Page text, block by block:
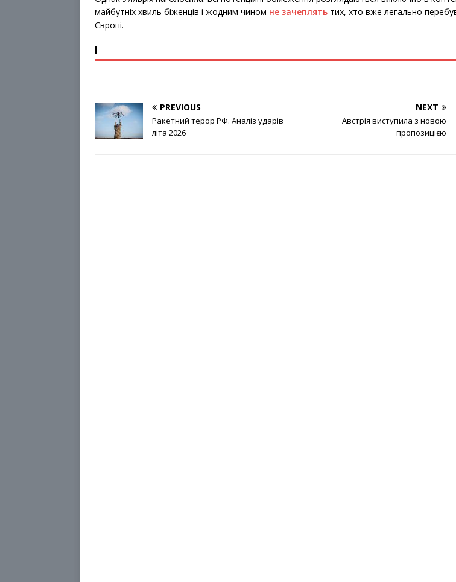
майбутніх хвиль біженців і жодним чином не зачеплять тих, хто вже легально
Європі.
І
PREVIOUS
Ракетний терор РФ. Аналіз ударів
літа 2026
NEXT
Австрія виступила з новою
пропозицією